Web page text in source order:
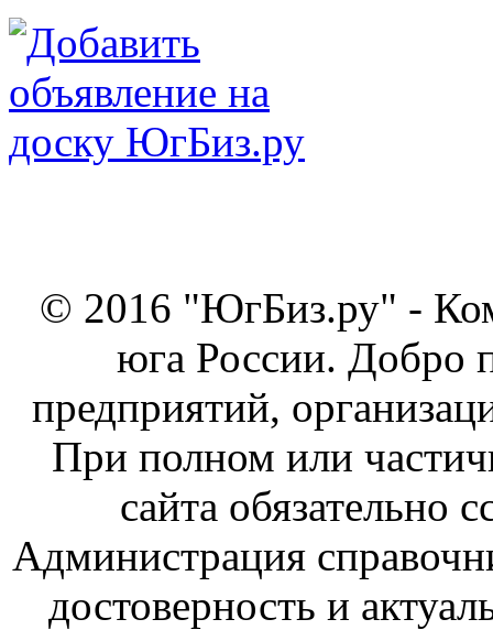
© 2016 "ЮгБиз.ру" -
юга России. Добро
предприятий,
При полном или
сайта обязательно
Администрация
достоверность и